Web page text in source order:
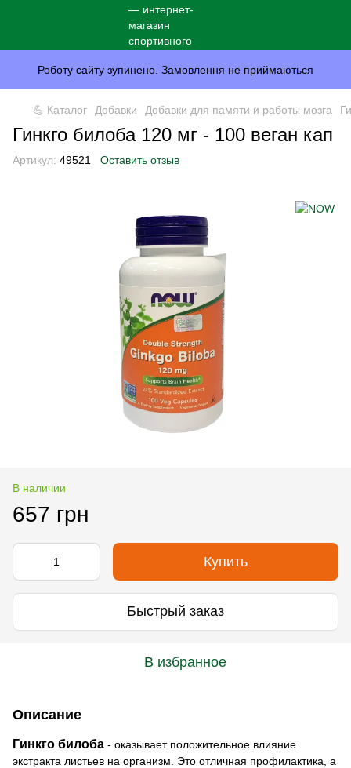
Роботу сайту зупинено. Замовлення не приймаються
💪 Каталог Добавки Добавки для памяти и работы мозга
Гинкго билоба 120 мг - 100 веган кап
Артикул: 49521 Оставить отзыв
В наличии
657 грн
Купить
Быстрый заказ
В избранное
Описание
Гинкго билоба - оказывает положительное влияние
экстракта листьев на организм. Это отличная профилактика, а